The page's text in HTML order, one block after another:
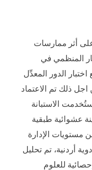
أثر ممارسات
المنظمي في
الدور المعدِّل
ذلك تم الاعتماد
الاستبانة
عشوائية طبقية
(226) مديرًا من مستويات الإدارة
(24) شركة أدوية أردنية، تم تحليل
للعلوم